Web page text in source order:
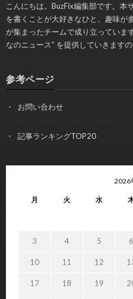
こんにちは。BuzFix編集部です。本
を書くことが大好きなひと、趣味が
が集まったチームで成り立っていま
なのニュース” を提供していきます
参考ページ
お問い合わせ
記事ランキングTOP20
2026
月 火 水
3 4 5 6
10 11 12
17 18 19